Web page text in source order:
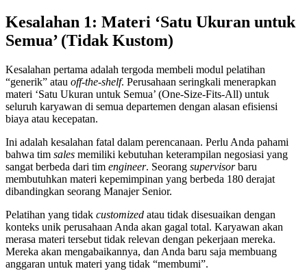
Kesalahan 1: Materi ‘Satu Ukuran untuk
Semua’ (Tidak Kustom)
Kesalahan pertama adalah tergoda membeli modul pelatihan
“generik” atau off-the-shelf. Perusahaan seringkali menerapkan
materi ‘Satu Ukuran untuk Semua’ (One-Size-Fits-All) untuk
seluruh karyawan di semua departemen dengan alasan efisiensi
biaya atau kecepatan.
Ini adalah kesalahan fatal dalam perencanaan. Perlu Anda pahami
bahwa tim sales memiliki kebutuhan keterampilan negosiasi yang
sangat berbeda dari tim engineer. Seorang supervisorbaru
membutuhkan materi kepemimpinan yang berbeda 180 derajat
dibandingkan seorang Manajer Senior.
Pelatihan yang tidak customized atau tidak disesuaikan dengan
konteks unik perusahaan Anda akan gagal total. Karyawan akan
merasa materi tersebut tidak relevan dengan pekerjaan mereka.
Mereka akan mengabaikannya, dan Anda baru saja membuang
anggaran untuk materi yang tidak “membumi”.